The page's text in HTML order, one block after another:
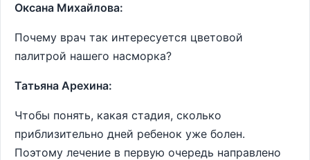
Оксана Михайлова:
Почему врач так интересуется цветовой
палитрой нашего насморка?
Татьяна Арехина:
Чтобы понять, какая стадия, сколько
приблизительно дней ребенок уже болен.
Поэтому лечение в первую очередь направлено